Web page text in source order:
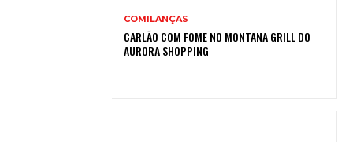
COMILANÇAS
CARLÃO COM FOME NO MONTANA GRILL DO
AURORA SHOPPING